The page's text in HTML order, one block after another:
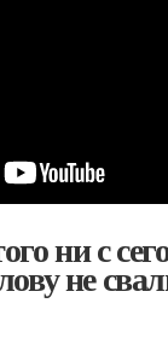
ни с
не